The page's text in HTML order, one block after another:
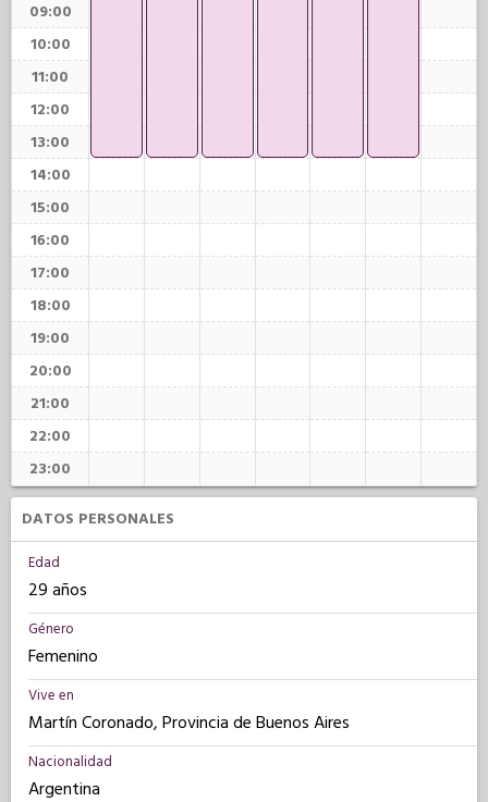
09:00
10:00
11:00
12:00
13:00
14:00
15:00
16:00
17:00
18:00
19:00
20:00
21:00
22:00
23:00
DATOS PERSONALES
Edad
29 años
Género
Femenino
Vive en
Martín Coronado, Provincia de Buenos Aires
Nacionalidad
Argentina